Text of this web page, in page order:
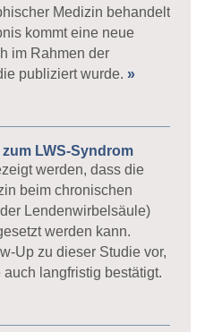
Medizin behandelt
kommt eine neue
im Rahmen der
publiziert wurde. »
LWS-Syndrom
werden, dass die
beim chronischen
Lendenwirbelsäule)
werden kann.
Up zu dieser Studie vor,
langfristig bestätigt.